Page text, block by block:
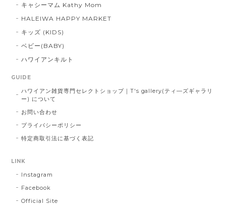
キャシーマム Kathy Mom
HALEIWA HAPPY MARKET
キッズ (KIDS)
ベビー(BABY)
ハワイアンキルト
GUIDE
ハワイアン雑貨専門セレクトショップ｜T's gallery(ティ―ズギャラリ
ー) について
お問い合わせ
プライバシーポリシー
特定商取引法に基づく表記
LINK
Instagram
Facebook
Official Site